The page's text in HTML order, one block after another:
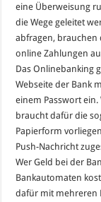
eine Überweisung
die Wege geleitet
abfragen, brauchen
online Zahlungen
Das Onlinebanking
Webseite der Bank
einem Passwort
braucht dafür die
Papierform
Push-Nachricht
Wer Geld bei der
Bankautomaten
dafür mit mehreren